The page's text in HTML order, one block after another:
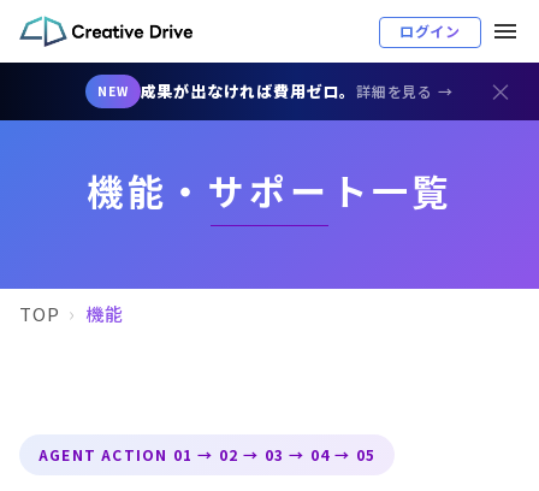
NEW 成果が出なければ費用ゼロ。詳細を見る → ×
ログイン
機能・サポート一覧
TOP 機能
AGENT ACTION 01 → 02 → 03 → 04 → 05